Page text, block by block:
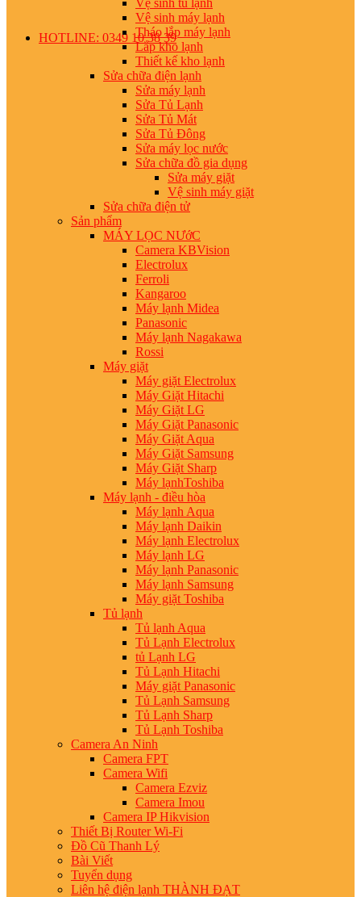
HOTLINE: 0349 10 38 39
Vệ sinh tủ lạnh
Vệ sinh máy lạnh
Tháo lắp máy lạnh
Lắp kho lạnh
Thiết kế kho lạnh
Sửa chữa điện lạnh
Sửa máy lạnh
Sửa Tủ Lạnh
Sửa Tủ Mát
Sửa Tủ Đông
Sửa máy lọc nước
Sửa chữa đồ gia dụng
Sửa máy giặt
Vệ sinh máy giặt
Sửa chữa điện tử
Sản phẩm
MÁY LỌC NƯớC
Camera KBVision
Electrolux
Ferroli
Kangaroo
Máy lạnh Midea
Panasonic
Máy lạnh Nagakawa
Rossi
Máy giặt
Máy giặt Electrolux
Máy Giặt Hitachi
Máy Giặt LG
Máy Giặt Panasonic
Máy Giặt Aqua
Máy Giặt Samsung
Máy Giặt Sharp
Máy lạnhToshiba
Máy lạnh - điều hòa
Máy lạnh Aqua
Máy lạnh Daikin
Máy lạnh Electrolux
Máy lạnh LG
Máy lạnh Panasonic
Máy lạnh Samsung
Máy giặt Toshiba
Tủ lạnh
Tủ lạnh Aqua
Tủ Lạnh Electrolux
tủ Lạnh LG
Tủ Lạnh Hitachi
Máy giặt Panasonic
Tủ Lạnh Samsung
Tủ Lạnh Sharp
Tủ Lạnh Toshiba
Camera An Ninh
Camera FPT
Camera Wifi
Camera Ezviz
Camera Imou
Camera IP Hikvision
Thiết Bị Router Wi-Fi
Đồ Cũ Thanh Lý
Bài Viết
Tuyển dụng
Liên hệ điện lạnh THÀNH ĐẠT